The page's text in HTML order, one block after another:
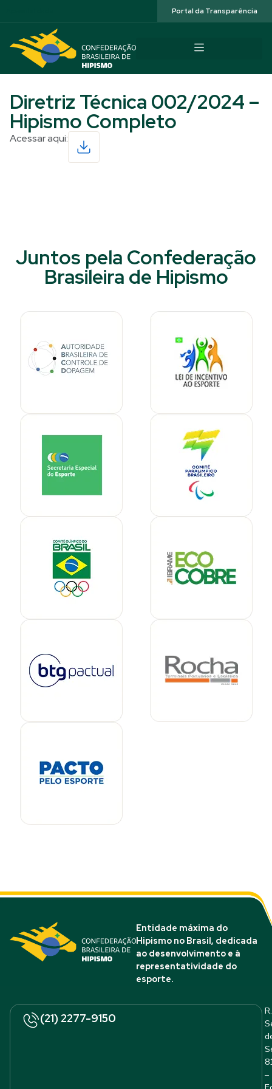
Portal da Transparência
Diretriz Técnica 002/2024 –
Hipismo Completo
Acessar aqui:
Juntos pela Confederação
Brasileira de Hipismo
Entidade máxima do
Hipismo no Brasil, dedicada
ao desenvolvimento e à
representatividade do
esporte.
(21) 2277-9150
R.
–